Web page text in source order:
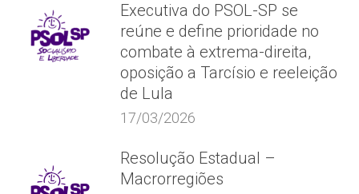
Executiva do PSOL-SP se
reúne e define prioridade no
combate à extrema-direita,
oposição a Tarcísio e reeleição
de Lula
17/03/2026
Resolução Estadual –
Macrorregiões